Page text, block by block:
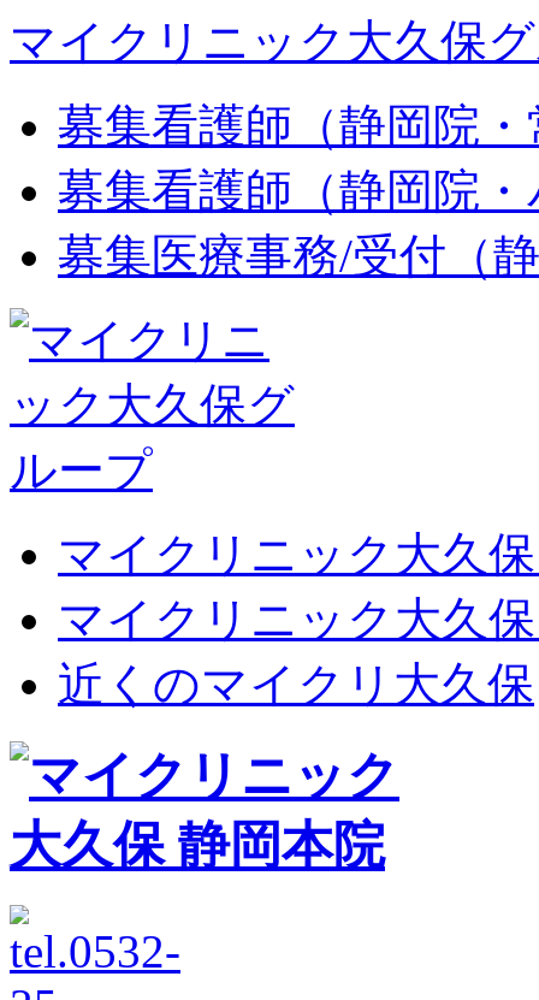
マイクリニック大久保
募集看護師（静岡院
募集看護師（静岡院
募集医療事務/受付（
マイクリニック大久
マイクリニック大久
近くのマイクリ大久保